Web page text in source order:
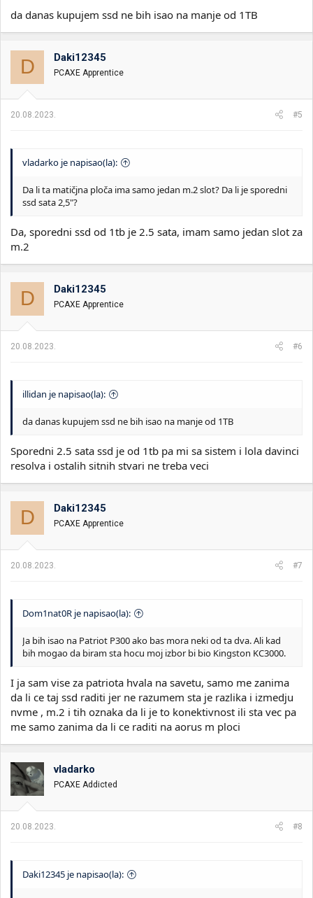
da danas kupujem ssd ne bih isao na manje od 1TB
D Daki12345
PCAXE Apprentice
20.08.2023. #5
vladarko je napisao(la):
Da li ta matičjna ploča ima samo jedan m.2 slot? Da li je sporedni
ssd sata 2,5"?
Da, sporedni ssd od 1tb je 2.5 sata, imam samo jedan slot za
m.2
D Daki12345
PCAXE Apprentice
20.08.2023. #6
illidan je napisao(la):
da danas kupujem ssd ne bih isao na manje od 1TB
Sporedni 2.5 sata ssd je od 1tb pa mi sa sistem i lola davinci
resolva i ostalih sitnih stvari ne treba veci
D Daki12345
PCAXE Apprentice
20.08.2023. #7
Dom1nat0R je napisao(la):
Ja bih isao na Patriot P300 ako bas mora neki od ta dva. Ali kad
bih mogao da biram sta hocu moj izbor bi bio Kingston KC3000.
I ja sam vise za patriota hvala na savetu, samo me zanima
da li ce taj ssd raditi jer ne razumem sta je razlika i izmedju
nvme , m.2 i tih oznaka da li je to konektivnost ili sta vec pa
me samo zanima da li ce raditi na aorus m ploci
vladarko
PCAXE Addicted
20.08.2023. #8
Daki12345 je napisao(la):